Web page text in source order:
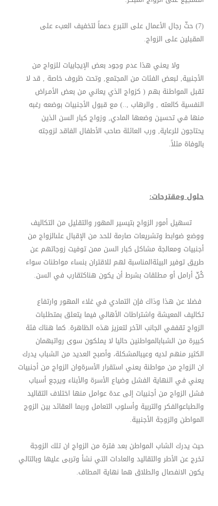
(7) حثّ رجال الأعمال على التبرع دعماً لتخفيف العبء على
المقبلين على الزواج.
ولا يعني هذا عدم وجود بعض الإيجابيات للزواج من
الأجنبية, لبعض الفئات من المجتمع, وتحت ظروف خاصة , قد لا
تقبل المواطنة بهم ( كزواج الذي يعاني من بعض الأمـراض
النفسية كالعته , والرهاب ,..) مع قبول الأجنبيات بوضعه رغبه
منها في تحسين وضعها المادي, وزواج كبار السن الذين
يحتاجون للرعاية, ورب العائلة صاحب الأطفال الفاقد لزوجته
بالوفاة مثلاً.
حلول ومقترحات:
تسهيل أمور الزواج بتيسير المهور والتقليل من التكاليف
ووضع ضوابط وتشريعات صارمة للحد من الإقبال علىالزواج من
أجنبيات ومعالجة مشاكل كبار السن ممن توفيت زوجاتهم عن
طريق توفير البيئةالمناسبة لهم للاقتران بنساء مواطنات سواء
كُنّ أرامل أو مطلقات بشرط أن يكون هناكتقارب في السن.
فضلا عن هذا وذاك فإن التمادي في غلاء المهور وارتفاع
تكاليف المعيشة واشتراطات الأهالي فيما يتعلق بمتطلبات
الزواج تقففي الجانب الآخر لتعزيز هذه الظاهرة. كما هناك فئة
كبيرة من الشبابالمواطنين حاليا لا يملكون سوى رواتبهمان
الكثير منهم لديه وعيبالمشكلة، وأصبح العديد من الشباب يدرك
ان الزواج من مواطنة يعني استقرار الأسرةوان الزواج من أجنبيات
يعني في النهاية الفشل وضياع الأسرة والأبناء ويرجع أسباب
فشل الزواج من أجنبيات إلى عدة عوامل منها اختلاف التقاليد
والطباعوالفكر والتربية وأسلوب التعامل وربما العقائد بين الزوج
المواطن والزوجة الأجنبية.
حيث يدرك الشاب المواطن بعد فترة من الزواج ان تلك الزوجة
تخرج عن الأطر والتقاليد والعادات التي نشأ وتربى عليها وبالتالي
يكون الانفصال والطلاق هما نهاية المطاف.